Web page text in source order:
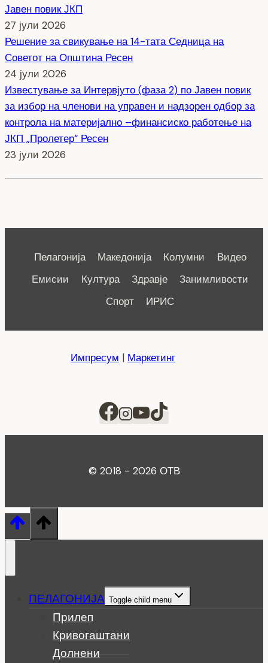
Јавен повик ЈКП
27 јули 2026
Решение за свикување на 14-тата Седница на
Советот на Општина Ресен
24 јули 2026
Известување за Интервјуто (фаза 2) по Јавен повик
за избор на членови на управен и надзорен одбор за
контрола на материјално –финансиско работење на
ЈКП „Пролетер“ Ресен
23 јули 2026
Пелагонија Македонија Колумни
Видео
Емисии
Култура Здравје
Занимливости
Спорт
ИРИС
Импресум | Маркетинг
© 2018 - 2026 ОТВ
ПЕЛАГОНИЈА Toggle child menu
Прилеп
Кривогаштани
Долнени